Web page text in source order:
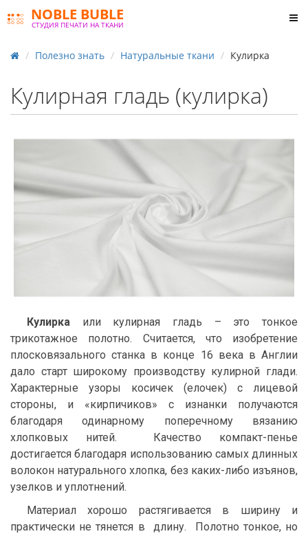
NOBLE BUBLE
СТУДИЯ ПЕЧАТИ НА ТКАНИ
Полезно знать Натуральные ткани Кулирка
Кулирная гладь (кулирка)
Кулирка или кулирная гладь – это тонкое
трикотажное полотно. Считается, что изобретение
плосковязального станка в конце 16 века в Англии
дало старт широкому производству кулирной глади.
Характерные узоры косичек (елочек) с лицевой
стороны, и «кирпичиков» с изнанки получаются
благодаря одинарному поперечному вязанию
хлопковых нитей. Качество компакт-пенье
достигается благодаря использованию самых длинных
волокон натурального хлопка, без каких-либо изъянов,
узелков и уплотнений.
Материал хорошо растягивается в ширину и
практически не тянется в длину. Полотно тонкое, но